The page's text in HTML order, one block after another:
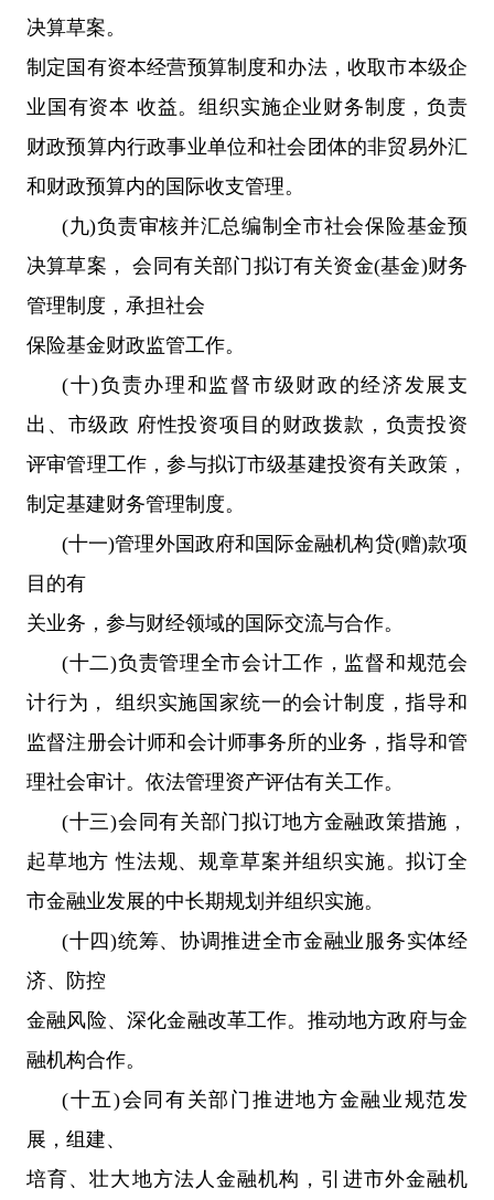
决算草案。
制定国有资本经营预算制度和办法，收取市本级企
业国有资本 收益。组织实施企业财务制度，负责
财政预算内行政事业单位和社会团体的非贸易外汇
和财政预算内的国际收支管理。
(九)负责审核并汇总编制全市社会保险基金预
决算草案， 会同有关部门拟订有关资金(基金)财务
管理制度，承担社会
保险基金财政监管工作。
(十)负责办理和监督市级财政的经济发展支
出、市级政 府性投资项目的财政拨款，负责投资
评审管理工作，参与拟订市级基建投资有关政策，
制定基建财务管理制度。
(十一)管理外国政府和国际金融机构贷(赠)款项
目的有
关业务，参与财经领域的国际交流与合作。
(十二)负责管理全市会计工作，监督和规范会
计行为， 组织实施国家统一的会计制度，指导和
监督注册会计师和会计师事务所的业务，指导和管
理社会审计。依法管理资产评估有关工作。
(十三)会同有关部门拟订地方金融政策措施，
起草地方 性法规、规章草案并组织实施。拟订全
市金融业发展的中长期规划并组织实施。
(十四)统筹、协调推进全市金融业服务实体经
济、防控
金融风险、深化金融改革工作。推动地方政府与金
融机构合作。
(十五)会同有关部门推进地方金融业规范发
展，组建、
培育、壮大地方法人金融机构，引进市外金融机